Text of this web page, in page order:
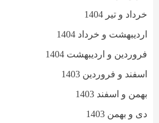
خرداد و تیر 1404
اردیبهشت و خرداد 1404
فروردین و اردیبهشت 1404
اسفند و فروردین 1403
بهمن و اسفند 1403
دی و بهمن 1403